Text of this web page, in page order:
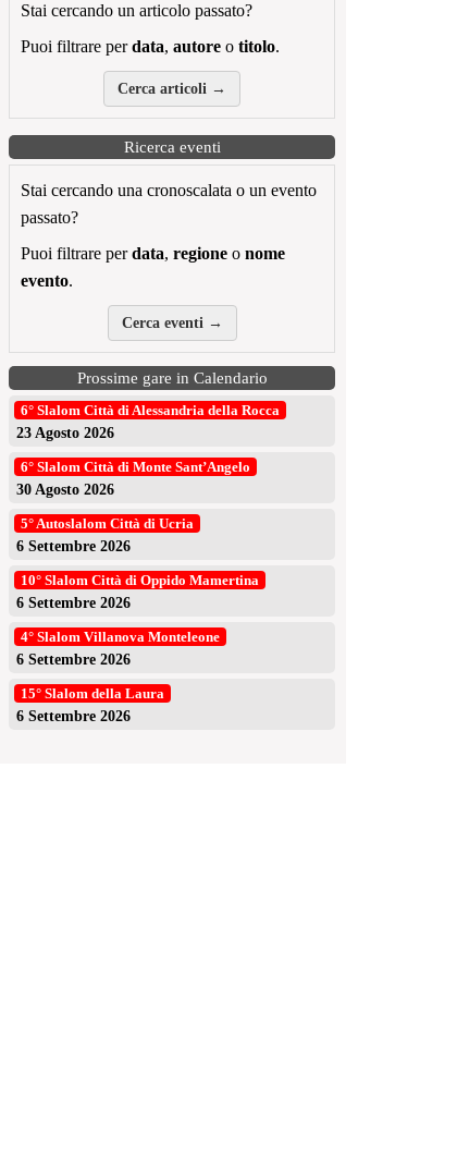
Stai cercando un articolo passato?
Puoi filtrare perdata, autore o titolo.
Cerca articoli →
Ricerca eventi
Stai cercando una cronoscalata o un evento
passato?
Puoi filtrare perdata, regione o nome
evento.
Cerca eventi →
Prossime gare in Calendario
6° Slalom Città di Alessandria della Rocca
23 Agosto 2026
6° Slalom Città di Monte Sant’Angelo
30 Agosto 2026
5° Autoslalom Città di Ucria
6 Settembre 2026
10° Slalom Città di Oppido Mamertina
6 Settembre 2026
4° Slalom Villanova Monteleone
6 Settembre 2026
15° Slalom della Laura
6 Settembre 2026